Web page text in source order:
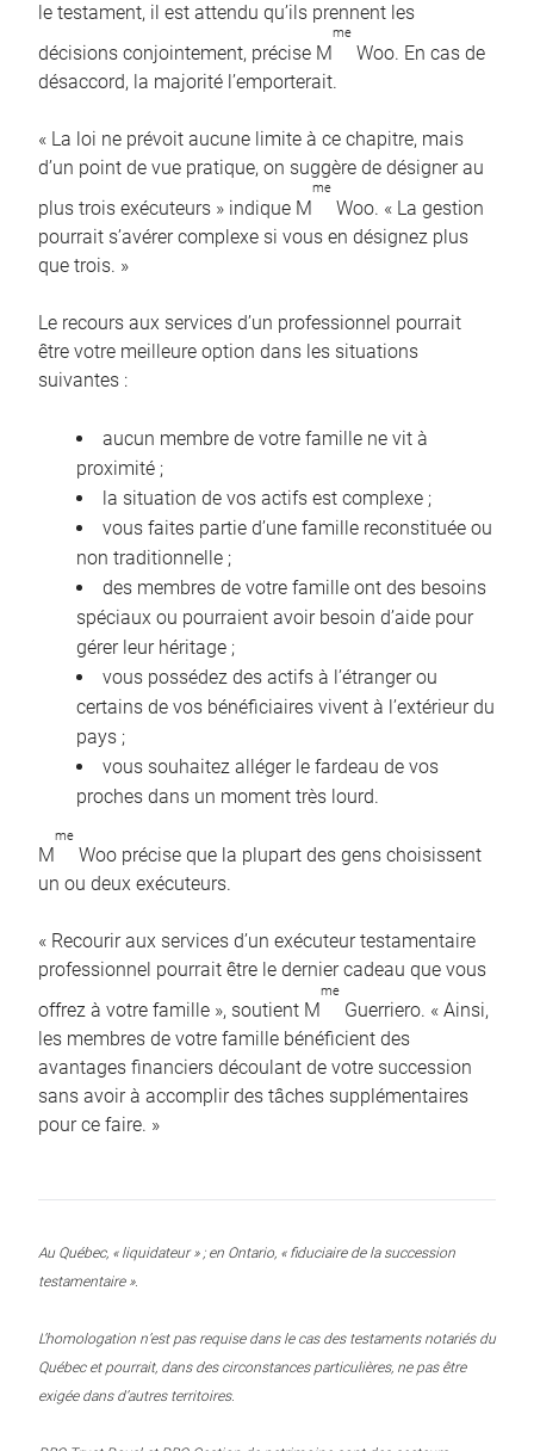
le testament, il est attendu qu’ils prennent les
décisions conjointement, précise M
me
Woo. En cas de
désaccord, la majorité l’emporterait.
« La loi ne prévoit aucune limite à ce chapitre, mais
d’un point de vue pratique, on suggère de désigner au
plus trois exécuteurs » indique M
me
Woo. « La gestion
pourrait s’avérer complexe si vous en désignez plus
que trois. »
Le recours aux services d’un professionnel pourrait
être votre meilleure option dans les situations
suivantes :
aucun membre de votre famille ne vit à
proximité ;
la situation de vos actifs est complexe ;
vous faites partie d’une famille reconstituée ou
non traditionnelle ;
des membres de votre famille ont des besoins
spéciaux ou pourraient avoir besoin d’aide pour
gérer leur héritage ;
vous possédez des actifs à l’étranger ou
certains de vos bénéficiaires vivent à l’extérieur du
pays ;
vous souhaitez alléger le fardeau de vos
proches dans un moment très lourd.
M
me
Woo précise que la plupart des gens choisissent
un ou deux exécuteurs.
« Recourir aux services d’un exécuteur testamentaire
professionnel pourrait être le dernier cadeau que vous
offrez à votre famille », soutient M
me
Guerriero. « Ainsi,
les membres de votre famille bénéficient des
avantages financiers découlant de votre succession
sans avoir à accomplir des tâches supplémentaires
pour ce faire. »
Au Québec, « liquidateur » ; en Ontario, « fiduciaire de la succession
testamentaire ».
L’homologation n’est pas requise dans le cas des testaments notariés du
Québec et pourrait, dans des circonstances particulières, ne pas être
exigée dans d’autres territoires.